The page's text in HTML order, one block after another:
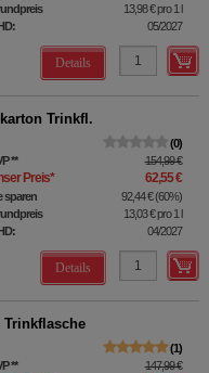
13,98 €pro 1 l
05/2027
Details
Trinkfl.
0
** 154,99 €
Preis* 62,55 €
sparen 92,44 €(60%)
13,03 €pro 1 l
04/2027
Details
Trinkflasche
1
** 147,99 €